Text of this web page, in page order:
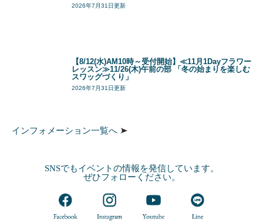
2026年7月31日更新
【8/12(水)AM10時～受付開始】≪11月1Dayフラワー
レッスン≫11/26(木)午前の部 「冬の始まりを楽しむ
スワッグづくり」
2026年7月31日更新
インフォメーション一覧へ
SNSでもイベントの情報を発信しています。
ぜひフォローください。